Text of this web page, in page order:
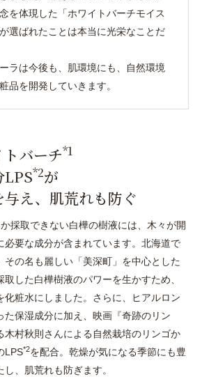
を体現した「ホワイトバーチモイス
選ばれたことは本当に光栄なことだ
ラは今後も、肌環境にも、自然環境
品を開発していきます。
バーチ*1
*2が
え、肌荒れも防ぐ
採取できない白樺の樹液には、木々が開
必要な成分が含まれています。北海道で
その名も麗しい「美深町」を中心とした
した白樺樹液のパワーを生かすため、
化粧水にしました。さらに、ヒアルロン
た保湿成分に加え、映画『奇跡のリン
木村秋則さんによる自然栽培のリンゴか
LPS*2を配合。乾燥が気になる季節にも豊
、肌荒れも防ぎます。